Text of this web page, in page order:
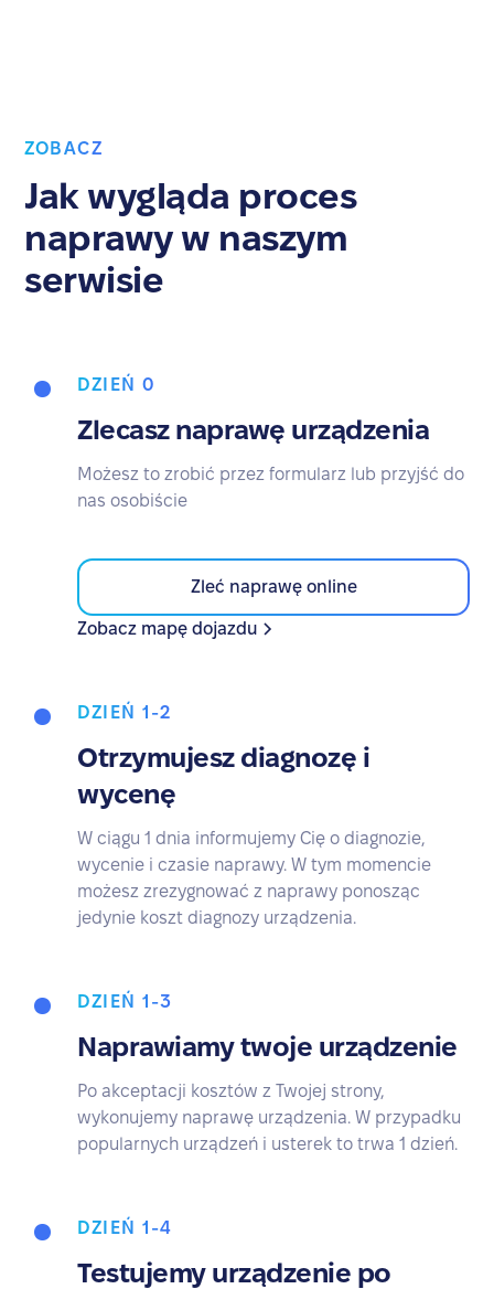
ZOBACZ
Jak wygląda proces
naprawy w naszym
serwisie
DZIEŃ 0
Zlecasz naprawę urządzenia
Możesz to zrobić przez formularz lub przyjść do
nas osobiście
Zleć naprawę online
Zobacz mapę dojazdu
DZIEŃ 1-2
Otrzymujesz diagnozę i
wycenę
W ciągu 1 dnia informujemy Cię o diagnozie,
wycenie i czasie naprawy. W tym momencie
możesz zrezygnować z naprawy ponosząc
jedynie koszt diagnozy urządzenia.
DZIEŃ 1-3
Naprawiamy twoje urządzenie
Po akceptacji kosztów z Twojej strony,
wykonujemy naprawę urządzenia. W przypadku
popularnych urządzeń i usterek to trwa 1 dzień.
DZIEŃ 1-4
Testujemy urządzenie po